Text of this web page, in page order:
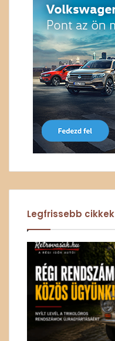
Legfrissebb cikkek